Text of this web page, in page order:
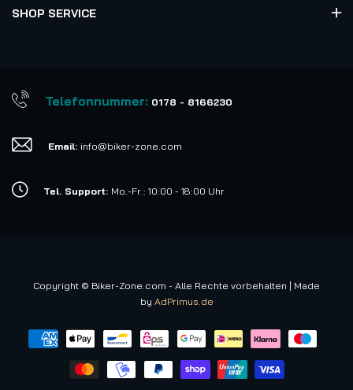
SHOP SERVICE
Telefonnummer: 0178 - 8166230
Email: info@biker-zone.com
Tel. Support: Mo.-Fr.: 10:00 - 18:00 Uhr
Copyright © Biker-Zone.com - Alle Rechte vorbehalten | Made
by AdPrimus.de